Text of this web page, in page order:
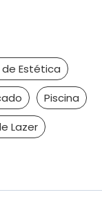
Estética
Piscina
Lazer